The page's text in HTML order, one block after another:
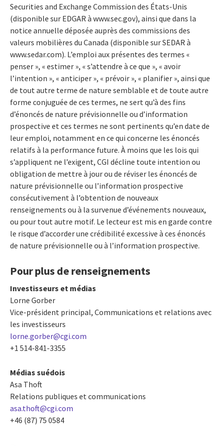
Securities and Exchange Commission des États-Unis
(disponible sur EDGAR à www.sec.gov), ainsi que dans la
notice annuelle déposée auprès des commissions des
valeurs mobilières du Canada (disponible sur SEDAR à
www.sedar.com). L’emploi aux présentes des termes «
penser », « estimer », « s’attendre à ce que », « avoir
l’intention », « anticiper », « prévoir », « planifier », ainsi que
de tout autre terme de nature semblable et de toute autre
forme conjuguée de ces termes, ne sert qu’à des fins
d’énoncés de nature prévisionnelle ou d’information
prospective et ces termes ne sont pertinents qu’en date de
leur emploi, notamment en ce qui concerne les énoncés
relatifs à la performance future. À moins que les lois qui
s’appliquent ne l’exigent, CGI décline toute intention ou
obligation de mettre à jour ou de réviser les énoncés de
nature prévisionnelle ou l’information prospective
consécutivement à l’obtention de nouveaux
renseignements ou à la survenue d’événements nouveaux,
ou pour tout autre motif. Le lecteur est mis en garde contre
le risque d’accorder une crédibilité excessive à ces énoncés
de nature prévisionnelle ou à l’information prospective.
Pour plus de renseignements
Investisseurs et médias
Lorne Gorber
Vice-président principal, Communications et relations avec
les investisseurs
lorne.gorber@cgi.com
+1 514-841-3355
Médias suédois
Asa Thoft
Relations publiques et communications
asa.thoft@cgi.com
+46 (87) 75 0584